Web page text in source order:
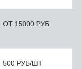
ОТ 15000 РУБ
500 РУБ/ШТ